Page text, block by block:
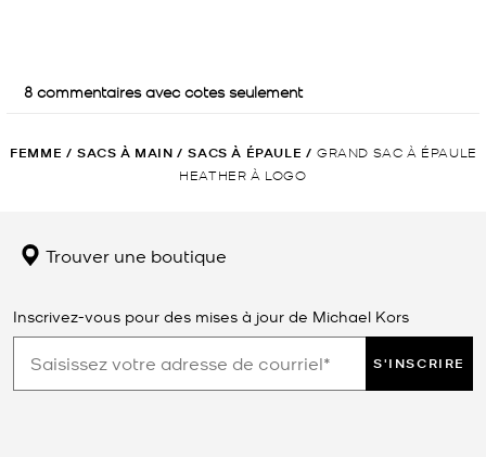
FEMME / SACS À MAIN / SACS À ÉPAULE / GRAND SAC À ÉPAULE
HEATHER À LOGO
Trouver une boutique
Inscrivez-vous pour des mises à jour de Michael Kors
S'INSCRIRE